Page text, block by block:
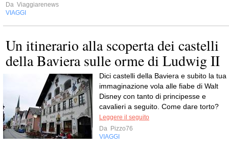
Da Viaggiarenews
VIAGGI
Un itinerario alla scoperta dei castelli
della Baviera sulle orme di Ludwig II
Dici castelli della Baviera e subito la tua
immaginazione vola alle fiabe di Walt
Disney con tanto di principesse e
cavalieri a seguito. Come dare torto?
Leggere il seguito
Da Pizzo76
VIAGGI